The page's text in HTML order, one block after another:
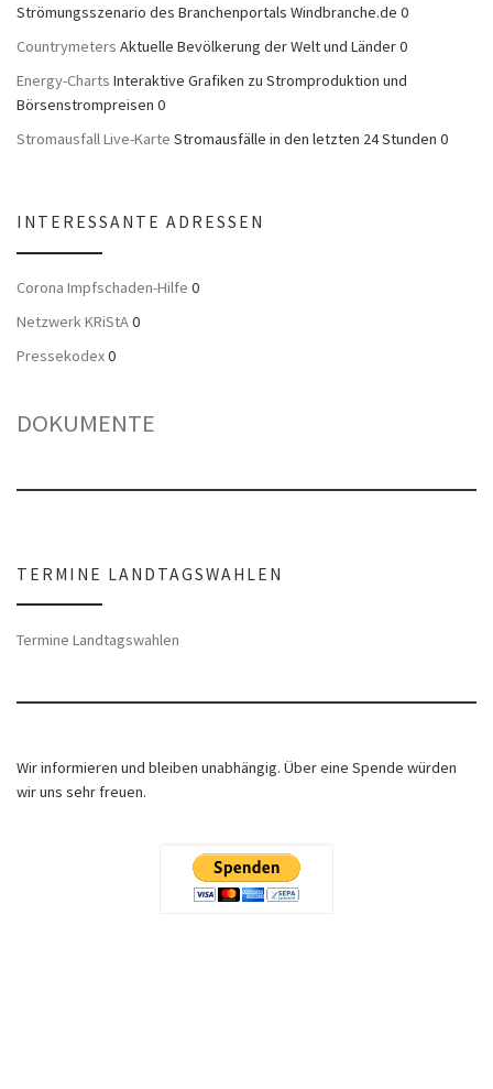
Strömungsszenario des Branchenportals Windbranche.de 0
Countrymeters Aktuelle Bevölkerung der Welt und Länder 0
Energy-Charts Interaktive Grafiken zu Stromproduktion und
Börsenstrompreisen 0
Stromausfall Live-Karte Stromausfälle in den letzten 24 Stunden 0
INTERESSANTE ADRESSEN
Corona Impfschaden-Hilfe 0
Netzwerk KRiStA0
Pressekodex0
DOKUMENTE
TERMINE LANDTAGSWAHLEN
Termine Landtagswahlen
Wir informieren und bleiben unabhängig. Über eine Spende würden
wir uns sehr freuen.